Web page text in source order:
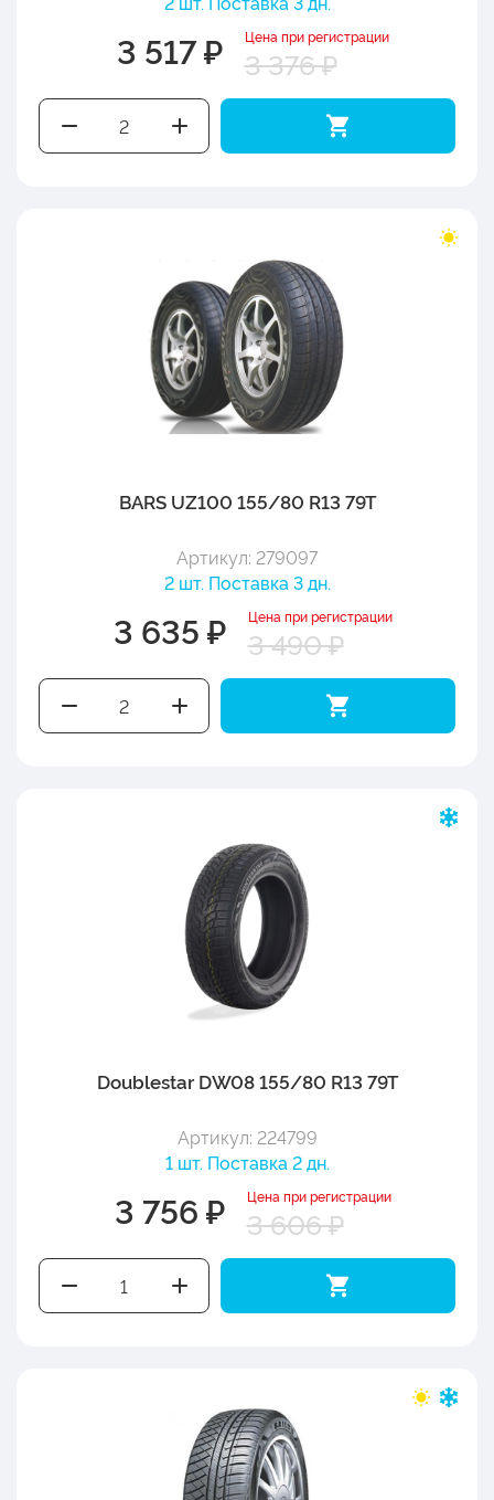
3 517 ₽ Цена при регистрации
3 376 ₽
BARS UZ100 155/80 R13 79T
Артикул: 279097
2 шт. Поставка 3 дн.
3 635 ₽ Цена при регистрации
3 490 ₽
Doublestar DW08 155/80 R13 79T
Артикул: 224799
1 шт. Поставка 2 дн.
3 756 ₽ Цена при регистрации
3 606 ₽